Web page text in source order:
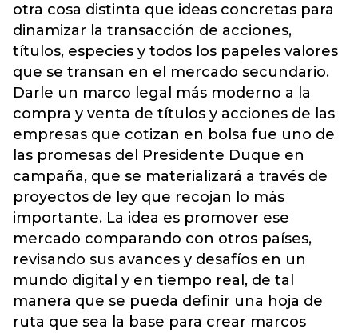
otra cosa distinta que ideas concretas para
dinamizar la transacción de acciones,
títulos, especies y todos los papeles valores
que se transan en el mercado secundario.
Darle un marco legal más moderno a la
compra y venta de títulos y acciones de las
empresas que cotizan en bolsa fue uno de
las promesas del Presidente Duque en
campaña, que se materializará a través de
proyectos de ley que recojan lo más
importante. La idea es promover ese
mercado comparando con otros países,
revisando sus avances y desafíos en un
mundo digital y en tiempo real, de tal
manera que se pueda definir una hoja de
ruta que sea la base para crear marcos